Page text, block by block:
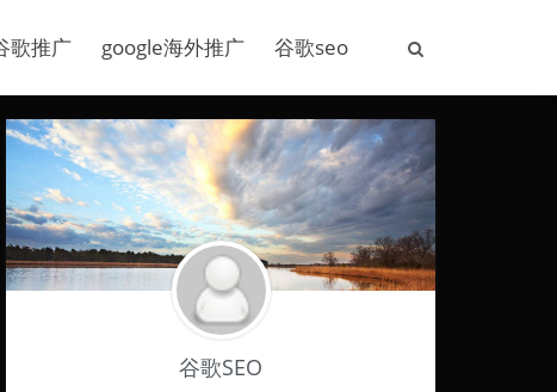
歌推广 google海外推广 谷歌seo
谷歌SEO